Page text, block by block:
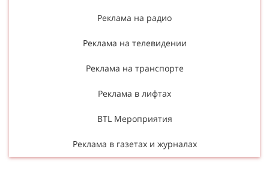
Реклама на радио
Реклама на телевидении
Реклама на транспорте
Реклама в лифтах
BTL Мероприятия
Реклама в газетах и журналах